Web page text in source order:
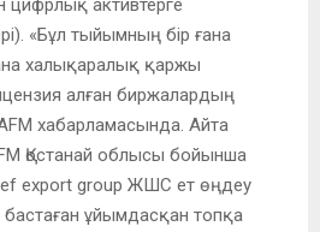
цифрлық активтерге
«Бұл тыйымның бір ғана
халықаралық қаржы
алған биржалардың
хабарламасында. Айта
Қостанай облысы бойынша
export group ЖШС ет өңдеу
ұйымдасқан топқа